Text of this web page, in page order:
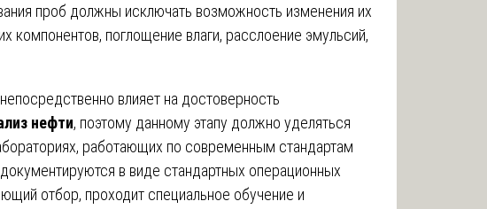
проб должны исключать возможность изменения их
компонентов, поглощение влаги, расслоение эмульсий,
влияет на достоверность
нефти, поэтому данному этапу должно уделяться
работающих по современным стандартам
в виде стандартных операционных
отбор, проходит специальное обучение и